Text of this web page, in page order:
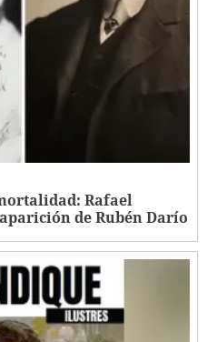
Rafael
de Rubén Darío